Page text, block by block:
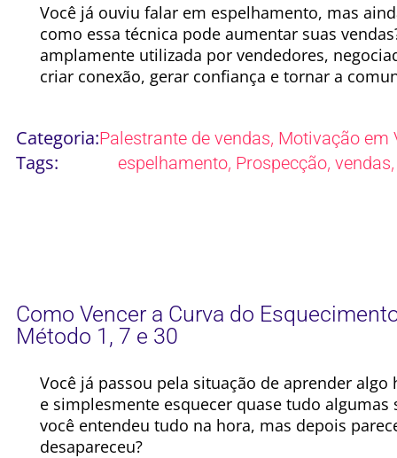
Você já ouviu falar em espelhamento, mas
como essa técnica pode aumentar suas
amplamente utilizada por vendedores,
criar conexão, gerar confiança e tornar a
Categoria:Palestrante de vendas, Motivação em
Tags: espelhamento, Prospecção, vendas
Como Vencer a Curva do
Método 1, 7 e 30
Você já passou pela situação de aprender
e simplesmente esquecer quase tudo algumas
você entendeu tudo na hora, mas depois
desapareceu?